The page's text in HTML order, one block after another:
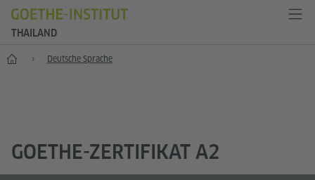
THAILAND
Start Deutsche Sprache
GOETHE-ZERTIFIKAT A2